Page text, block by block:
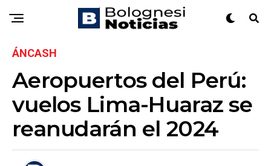
ÁNCASH
Aeropuertos del Perú:
vuelos Lima-Huaraz se
reanudarán el 2024